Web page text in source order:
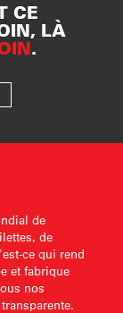
CE
LÀ
.
de
de
ce qui rend
et fabrique
nos